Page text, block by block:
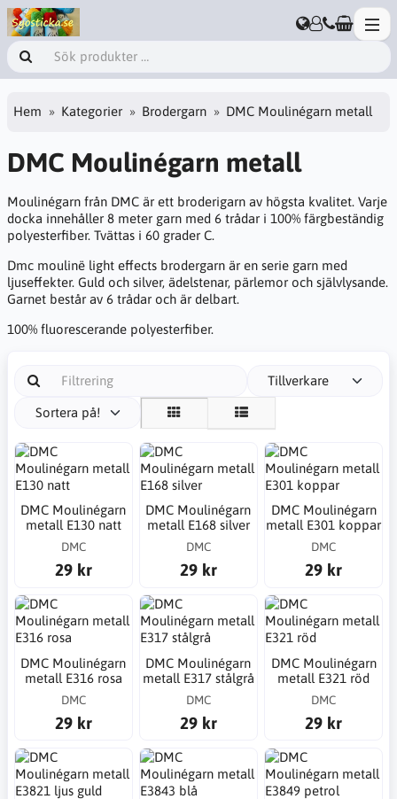
Hem Kategorier Brodergarn DMC Moulinégarn metall
DMC Moulinégarn metall
Moulinégarn från DMC är ett broderigarn av högsta kvalitet. Varje
docka innehåller 8 meter garn med 6 trådar i 100% färgbeständig
polyesterfiber. Tvättas i 60 grader C.
Dmc moulinë light effects brodergarn är en serie garn med
ljuseffekter. Guld och silver, ädelstenar, pärlemor och självlysande.
Garnet består av 6 trådar och är delbart.
100% fluorescerande polyesterfiber.
Tillverkare
Sortera på!
DMC Moulinégarn
metall E130 natt
DMC
29 kr
DMC Moulinégarn
metall E168 silver
DMC
29 kr
DMC Moulinégarn
metall E301 koppar
DMC
29 kr
DMC Moulinégarn
metall E316 rosa
DMC
29 kr
DMC Moulinégarn
metall E317 stålgrå
DMC
29 kr
DMC Moulinégarn
metall E321 röd
DMC
29 kr